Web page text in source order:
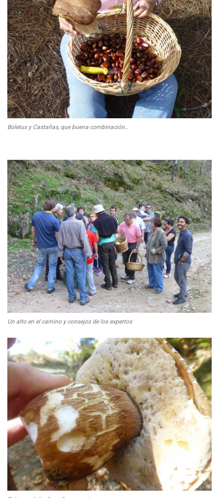
Boletus y Castañas, que buena combinación…
Un alto en el camino y consejos de los expertos